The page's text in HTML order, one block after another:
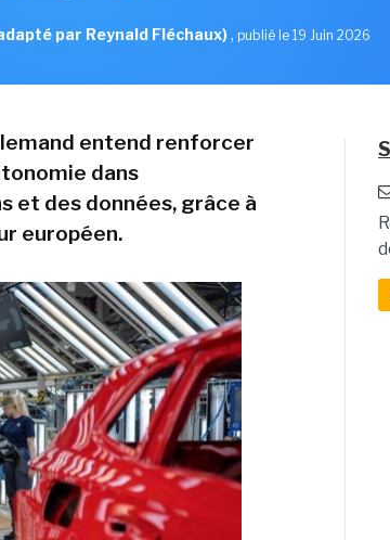
par Reynald Fléchaux), publié le 19 Juin 2026
entend renforcer
dans
et des données, grâce à
européen.